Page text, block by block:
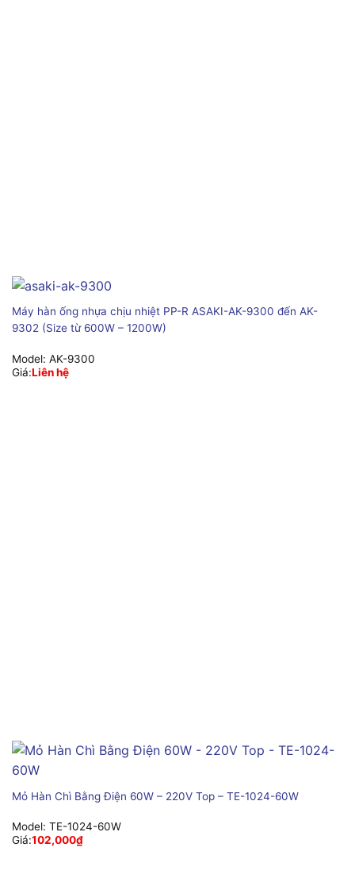
Máy hàn ống nhựa chịu nhiệt PP-R ASAKI-AK-9300 đến AK-
9302 (Size từ 600W – 1200W)
Model: AK-9300
Giá:Liên hệ
Mỏ Hàn Chì Bằng Điện 60W – 220V Top – TE-1024-60W
Model: TE-1024-60W
Giá:102,000₫